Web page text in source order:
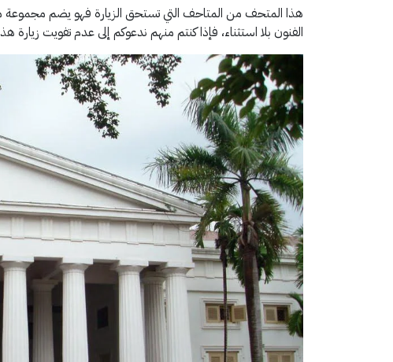
هذا المتحف من المتاحف التي تستحق الزيارة فهو يضم مجموعة
الفنون بلا استثناء، فإذا كنتم منهم ندعوكم إلى عدم تفويت زيارة